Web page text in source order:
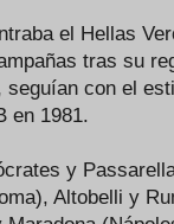
el Hellas
tras su
con el
en 1981.
y
Altobelli y